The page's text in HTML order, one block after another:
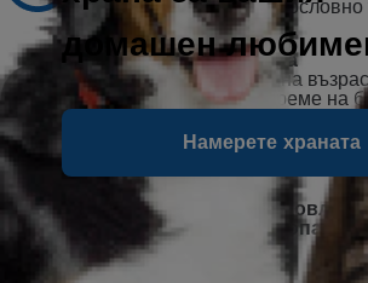
домашен
Намерете храната
поддържане на здравословно
Не се препоръчва за
Котенца под 6-месечна
кърмещи котки. По време на
кърмене котките трябва да
ESSENTIALS MULTI-BENEFIT
100% гаранция за
можете да върнете